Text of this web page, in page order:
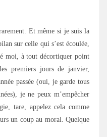
Et même si je suis la
sur celle qui s’est écoulée,
moi, à tout décortiquer point
premiers jours de janvier,
passée (oui, je garde tous
je ne peux m’empêcher
tare, appelez cela comme
un coup au moral. Quelque